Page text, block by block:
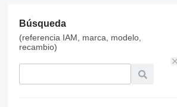
Búsqueda
(referencia IAM, marca, modelo,
recambio)